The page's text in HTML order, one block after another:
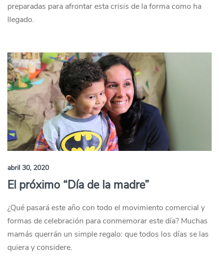
preparadas para afrontar esta crisis de la forma como ha
llegado.
abril 30, 2020
El próximo “Día de la madre”
¿Qué pasará este año con todo el movimiento comercial y
formas de celebración para conmemorar este día? Muchas
mamás querrán un simple regalo: que todos los días se las
quiera y considere.